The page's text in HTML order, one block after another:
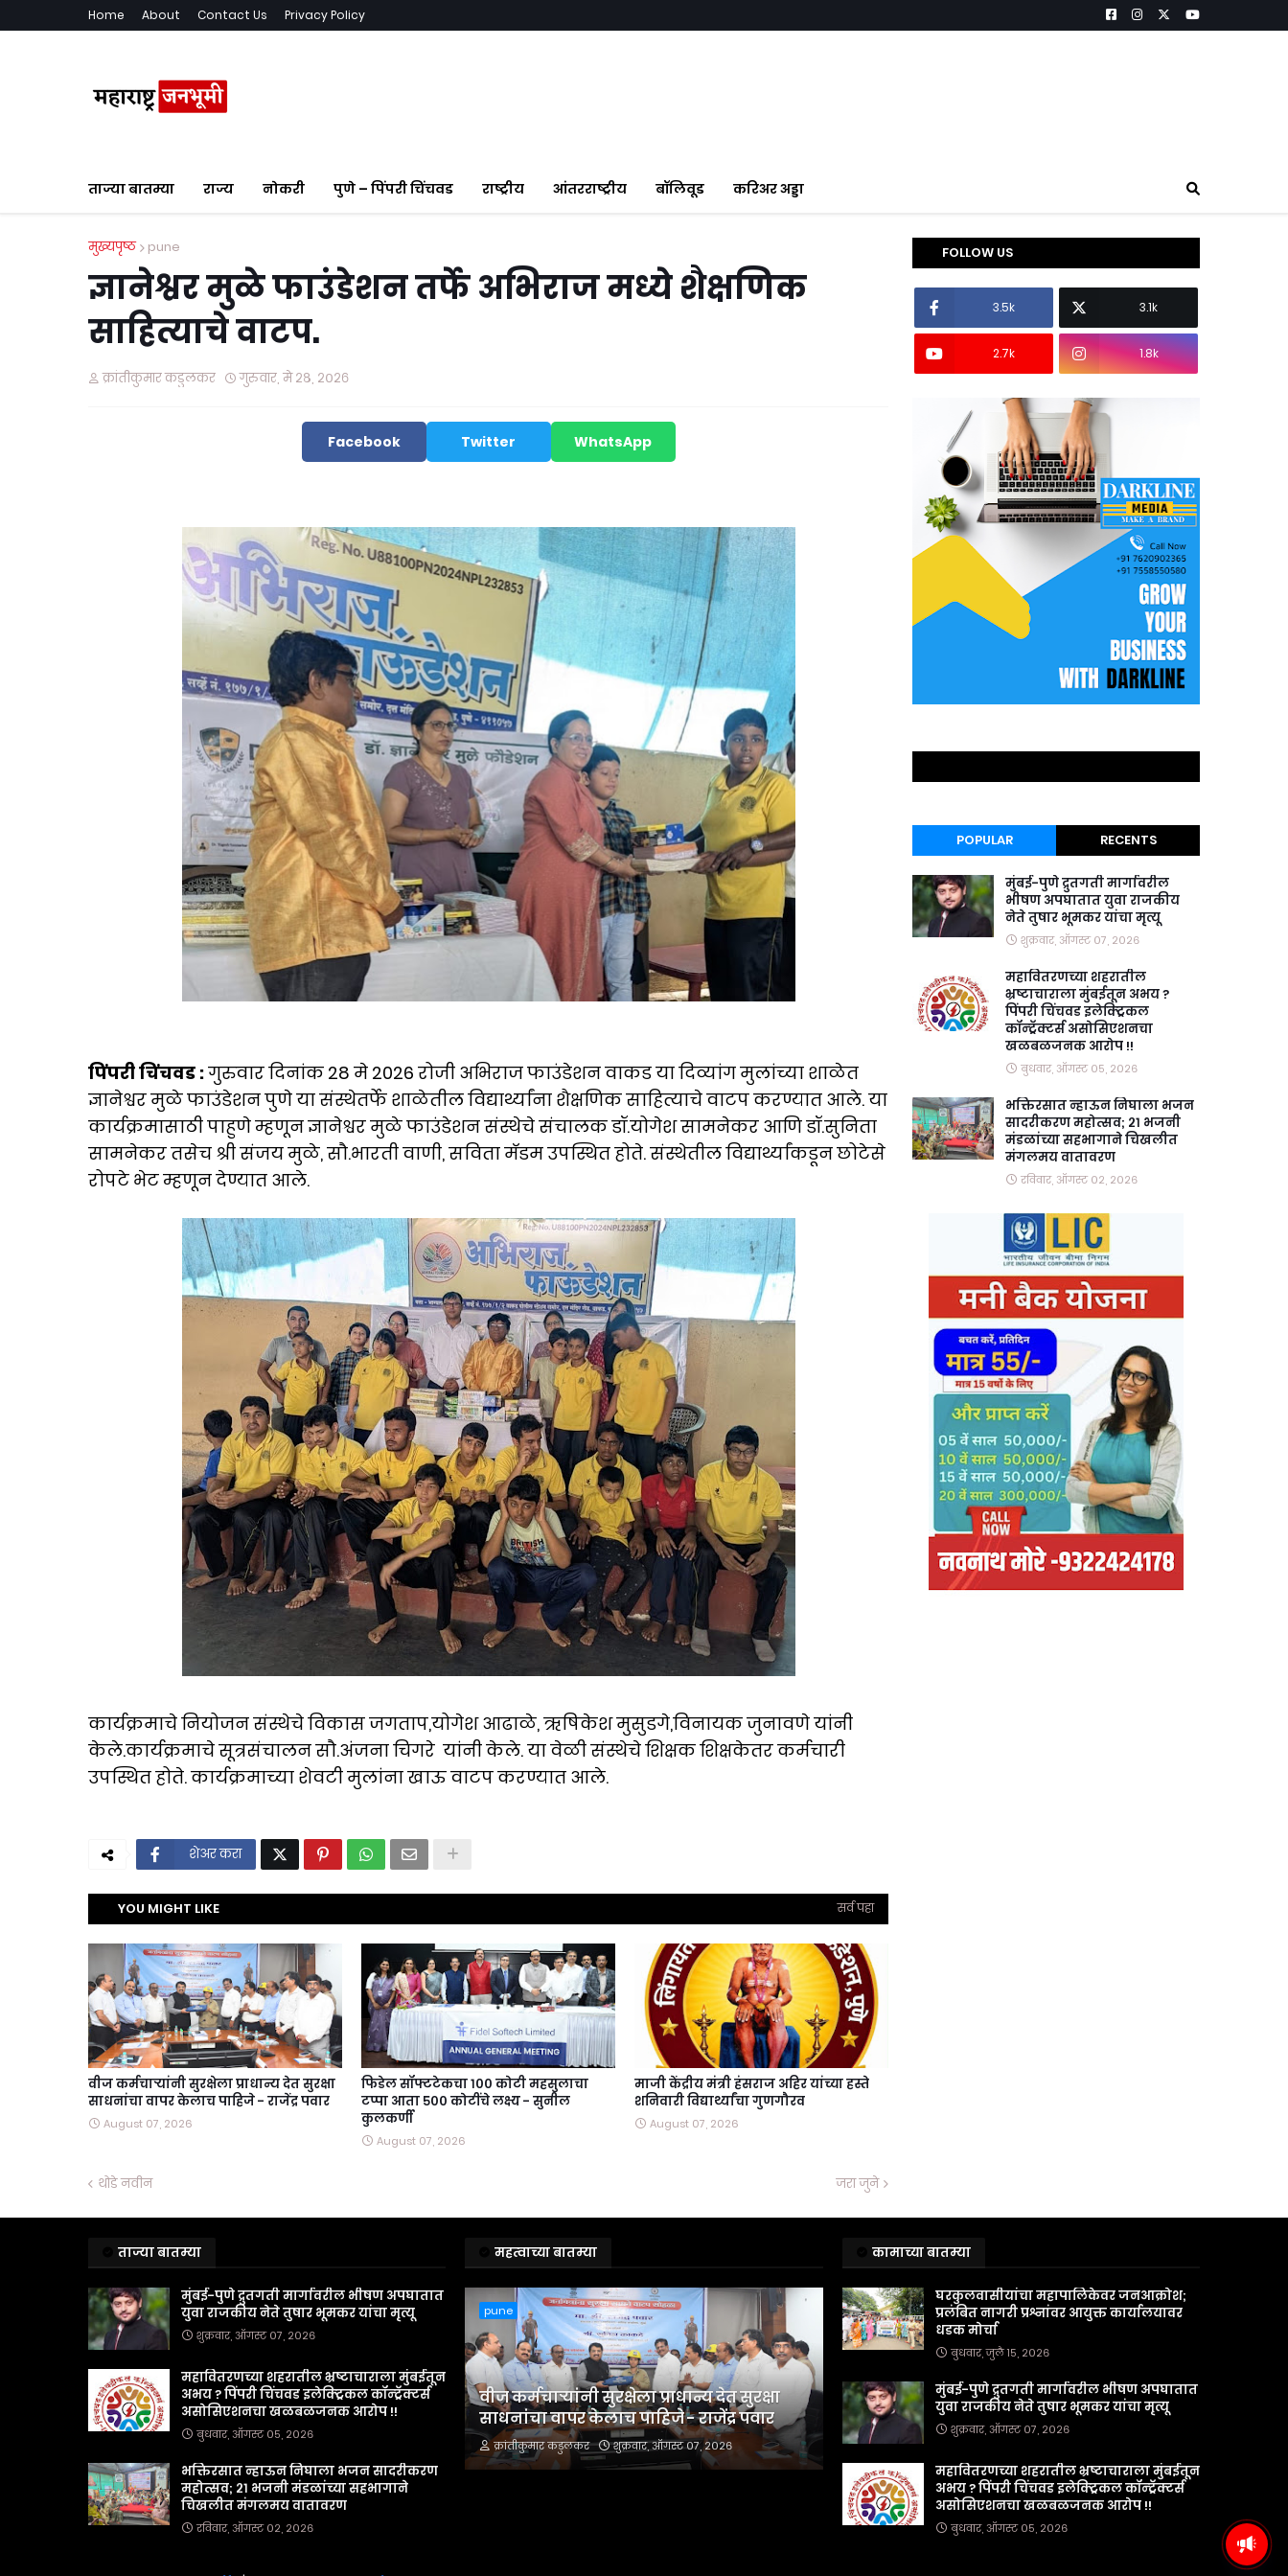
Home About Contact Us Privacy Policy
ताज्या बातम्या राज्य नोकरी पुणे – पिंपरी चिंचवड राष्ट्रीय आंतरराष्ट्रीय बॉलिवूड करिअर अड्डा
मुख्यपृष्ठ pune
ज्ञानेश्वर मुळे फाउंडेशन तर्फे अभिराज मध्ये शैक्षणिक
साहित्याचे वाटप.
क्रांतीकुमार कडुलकर गुरुवार, मे २८, २०२६
Facebook Twitter WhatsApp
पिंपरी चिंचवड :गुरुवार दिनांक 28 मे 2026 रोजी अभिराज फाउंडेशन वाकड या दिव्यांग मुलांच्या शाळेत
ज्ञानेश्वर मुळे फाउंडेशन पुणे या संस्थेतर्फे शाळेतील विद्यार्थ्यांना शैक्षणिक साहित्याचे वाटप करण्यात आले. या
कार्यक्रमासाठी पाहुणे म्हणून ज्ञानेश्वर मुळे फाउंडेशन संस्थेचे संचालक डॉ.योगेश सामनेकर आणि डॉ.सुनिता
सामनेकर तसेच श्री संजय मुळे, सौ.भारती वाणी, सविता मॅडम उपस्थित होते. संस्थेतील विद्यार्थ्यांकडून छोटेसे
रोपटे भेट म्हणून देण्यात आले.
कार्यक्रमाचे नियोजन संस्थेचे विकास जगताप,योगेश आढाळे, ऋषिकेश मुसुडगे,विनायक जुनावणे यांनी
केले.कार्यक्रमाचे सूत्रसंचालन सौ.अंजना चिगरे यांनी केले. या वेळी संस्थेचे शिक्षक शिक्षकेतर कर्मचारी
उपस्थित होते. कार्यक्रमाच्या शेवटी मुलांना खाऊ वाटप करण्यात आले.
शेअर करा
YOU MIGHT LIKE सर्व पहा
वीज कर्मचाऱ्यांनी सुरक्षेला प्राधान्य देत सुरक्षा
साधनांचा वापर केलाच पाहिजे - राजेंद्र पवार
August 07, 2026
फिडेल सॉफ्टटेकचा १०० कोटी महसुलाचा
टप्पा आता ५०० कोटींचे लक्ष्य - सुनील
कुलकर्णी
August 07, 2026
माजी केंद्रीय मंत्री हंसराज अहिर यांच्या हस्ते
शनिवारी विद्यार्थ्यांचा गुणगौरव
August 07, 2026
थोडे नवीन जरा जुने
FOLLOW US
3.5k 3.1k
2.7k 1.8k
POPULAR RECENTS
मुंबई-पुणे द्रुतगती मार्गावरील
भीषण अपघातात युवा राजकीय
नेते तुषार भूमकर यांचा मृत्यू
शुक्रवार, ऑगस्ट ०७, २०२६
महावितरणच्या शहरातील
भ्रष्टाचाराला मुंबईतून अभय ?
पिंपरी चिंचवड इलेक्ट्रिकल
कॉन्ट्रॅक्टर्स असोसिएशनचा
खळबळजनक आरोप !!
बुधवार, ऑगस्ट ०५, २०२६
भक्तिरसात न्हाऊन निघाला भजन
सादरीकरण महोत्सव; २१ भजनी
मंडळांच्या सहभागाने चिखलीत
मंगलमय वातावरण
रविवार, ऑगस्ट ०२, २०२६
ताज्या बातम्या
मुंबई-पुणे द्रुतगती मार्गावरील भीषण अपघातात
युवा राजकीय नेते तुषार भूमकर यांचा मृत्यू
शुक्रवार, ऑगस्ट ०७, २०२६
महावितरणच्या शहरातील भ्रष्टाचाराला मुंबईतून
अभय ? पिंपरी चिंचवड इलेक्ट्रिकल कॉन्ट्रॅक्टर्स
असोसिएशनचा खळबळजनक आरोप !!
बुधवार, ऑगस्ट ०५, २०२६
भक्तिरसात न्हाऊन निघाला भजन सादरीकरण
महोत्सव; २१ भजनी मंडळांच्या सहभागाने
चिखलीत मंगलमय वातावरण
रविवार, ऑगस्ट ०२, २०२६
महत्वाच्या बातम्या
pune
वीज कर्मचाऱ्यांनी सुरक्षेला प्राधान्य देत सुरक्षा
साधनांचा वापर केलाच पाहिजे - राजेंद्र पवार
क्रांतीकुमार कडुलकर शुक्रवार, ऑगस्ट ०७, २०२६
कामाच्या बातम्या
घरकुलवासीयांचा महापालिकेवर जनआक्रोश;
प्रलंबित नागरी प्रश्नांवर आयुक्त कार्यालयावर
धडक मोर्चा
बुधवार, जुलै १५, २०२६
मुंबई-पुणे द्रुतगती मार्गावरील भीषण अपघातात
युवा राजकीय नेते तुषार भूमकर यांचा मृत्यू
शुक्रवार, ऑगस्ट ०७, २०२६
महावितरणच्या शहरातील भ्रष्टाचाराला मुंबईतून
अभय ? पिंपरी चिंचवड इलेक्ट्रिकल कॉन्ट्रॅक्टर्स
असोसिएशनचा खळबळजनक आरोप !!
बुधवार, ऑगस्ट ०५, २०२६